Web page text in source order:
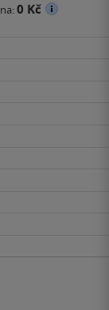
0 Kč